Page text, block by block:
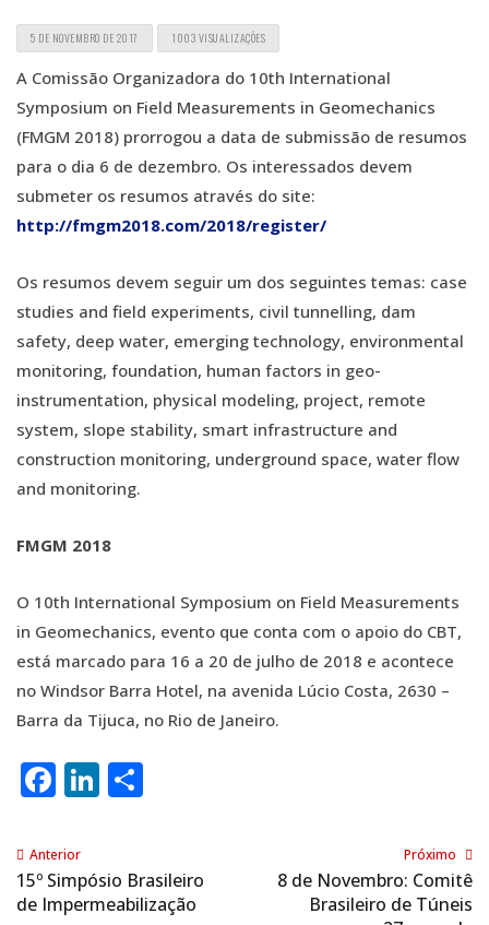
5 DE NOVEMBRO DE 2017 1003 VISUALIZAÇÕES
A Comissão Organizadora do 10th International
Symposium on Field Measurements in Geomechanics
(FMGM 2018) prorrogou a data de submissão de resumos
para o dia 6 de dezembro. Os interessados devem
submeter os resumos através do site:
http://fmgm2018.com/2018/register/
Os resumos devem seguir um dos seguintes temas: case
studies and field experiments, civil tunnelling, dam
safety, deep water, emerging technology, environmental
monitoring, foundation, human factors in geo-
instrumentation, physical modeling, project, remote
system, slope stability, smart infrastructure and
construction monitoring, underground space, water flow
and monitoring.
FMGM 2018
O 10th International Symposium on Field Measurements
in Geomechanics, evento que conta com o apoio do CBT,
está marcado para 16 a 20 de julho de 2018 e acontece
no Windsor Barra Hotel, na avenida Lúcio Costa, 2630 –
Barra da Tijuca, no Rio de Janeiro.
Facebook
LinkedIn
Anterior
15º Simpósio Brasileiro
de Impermeabilização
Próximo
8 de Novembro: Comitê
Brasileiro de Túneis